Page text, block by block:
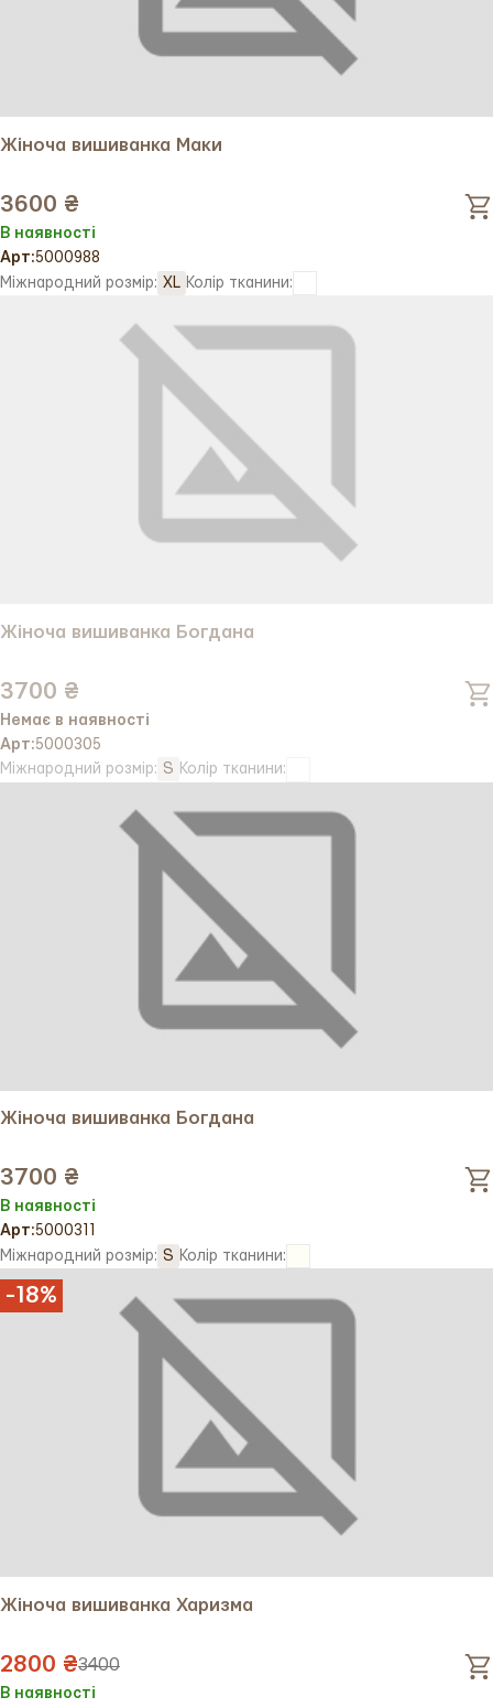
Жіноча вишиванка Маки
3600 ₴
В наявності
Арт:5000988
Міжнародний розмір: XL Колір тканини:
Жіноча вишиванка Богдана
3700 ₴
Немає в наявності
Арт:5000305
Міжнародний розмір: S Колір тканини:
Жіноча вишиванка Богдана
3700 ₴
В наявності
Арт:5000311
Міжнародний розмір: S Колір тканини:
-18%
Жіноча вишиванка Харизма
2800 ₴3400
В наявності